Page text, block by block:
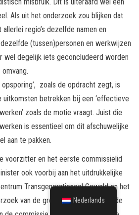
Als uit het onderzoek zou blijken dat
regio’s dezelfde namen en
(tussen)personen en werkwijzen
wel degelijk iets geconcludeerd worden
opsporing’, zoals de opdracht zegt, is
uitkomsten betrekken bij een ‘effectieve
zoals de motie vraagt. Juist die
is essentieel om dit afschuwelijke
aan te pakken.
voorzitter en het eerste commissielid
ook voorbij aan het uitdrukkelijke
Transgenerationeel Geweld en het
van de groep behandelaars uit de
Nederlands